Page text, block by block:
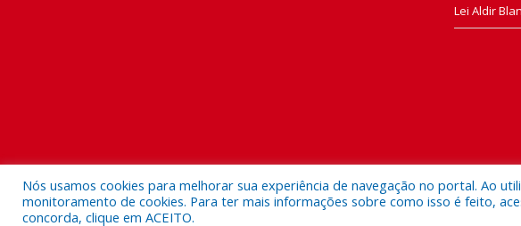
Lei Aldir
Todos os direitos reservados a Prefeitura Municipal de Vigia de Nazaré.
Nós usamos cookies para melhorar sua experiência de navegação no portal. Ao
monitoramento de cookies. Para ter mais informações sobre como isso é feito,
concorda, clique em ACEITO.